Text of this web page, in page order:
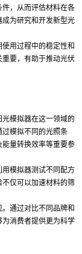
，从而评估材料在各
为研究和开发新型光
用过程中的稳定性和
要，有助于推动光伏
模拟器在这一领域的
模拟不同的光照条
量转换效率等重要参
模拟器测试不同配方
仅可以加速材料的筛
通过对比不同品牌和
消费者提供更为科学